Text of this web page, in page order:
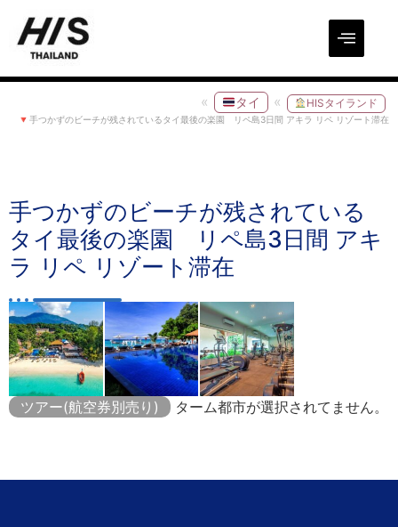
HISタイランド
タイ
手つかずのビーチが残されているタイ最後の楽園 リペ島3日間 アキラ リペ リゾート滞在
手つかずのビーチが残されている
タイ最後の楽園 リペ島3日間 アキ
ラ リペ リゾート滞在
ツアー(航空券別売り) ターム都市が選択されてません。